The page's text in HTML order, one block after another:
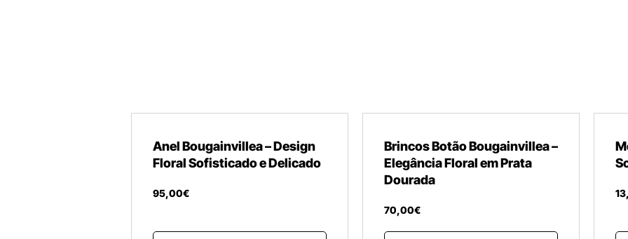
Anel Bougainvillea – Design
Floral Sofisticado e Delicado
95,00€
Brincos Botão Bougainvillea –
Elegância Floral em Prata
Dourada
70,00€
13